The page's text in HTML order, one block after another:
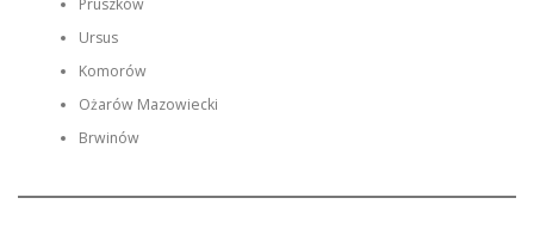
Pruszków
Ursus
Komorów
Ożarów Mazowiecki
Brwinów